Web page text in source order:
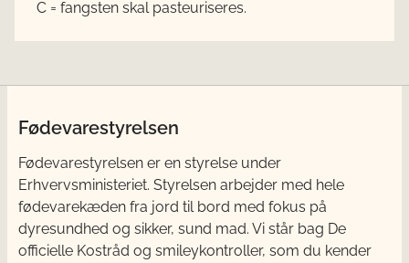
C = fangsten skal pasteuriseres.
Fødevarestyrelsen
Fødevarestyrelsen er en styrelse under
Erhvervsministeriet. Styrelsen arbejder med hele
fødevarekæden fra jord til bord med fokus på
dyresundhed og sikker, sund mad. Vi står bag De
officielle Kostråd og smileykontroller, som du kender